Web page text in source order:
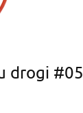
drogi #05